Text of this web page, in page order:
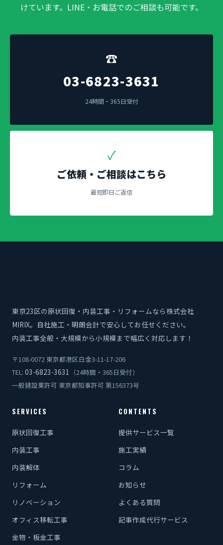
けています。LINE・お電話でのご相談も可能です。
☎
03-6823-3631
24時間・365日受付
✓
ご依頼・ご相談はこちら
最短即日ご返信
東京23区の原状回復・内装工事・リフォームなら株式会社
MIRIX。自社施工・明朗会計で安心してお任せください。
内装工事全般・大規模から小規模まで幅広く対応します！
〒108-0072 東京都港区白金3-11-17-206
TEL: 03-6823-3631
（24時間・365日受付）
一般建設業許可 東京都知事許可 第156373号
SERVICES
原状回復工事
内装工事
内装解体
リフォーム
リノベーション
オフィス移転工事
金物・板金工事
CONTENTS
提供サービス一覧
施工実績
コラム
お知らせ
よくある質問
記事作成代行サービス